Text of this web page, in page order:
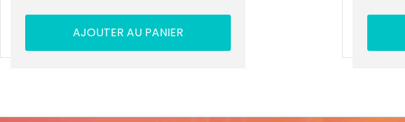
AJOUTER AU PANIER